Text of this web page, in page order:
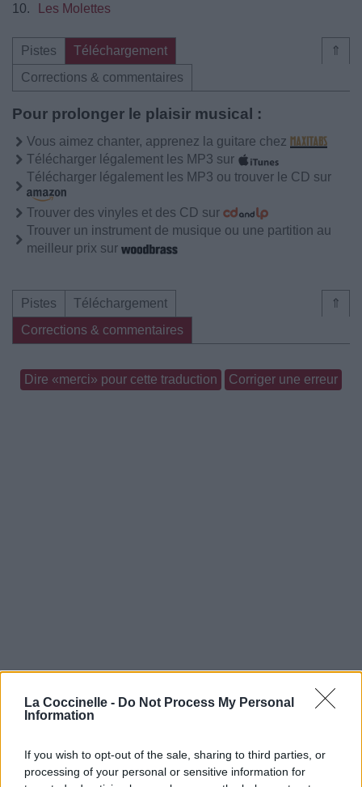
La Coccinelle - Do Not Process My Personal
Information
If you wish to opt-out of the sale, sharing to third parties, or
processing of your personal or sensitive information for
10.
Les Molettes
⇑
Pistes
Téléchargement
Corrections & commentaires
Pour prolonger le plaisir musical :
Vous aimez chanter, apprenez la guitare chez
Télécharger légalement les MP3 sur
Télécharger légalement les MP3 ou trouver le CD sur
Trouver des vinyles et des CD sur
Trouver un instrument de musique ou une partition au
meilleur prix sur
⇑
Pistes
Téléchargement
Corrections & commentaires
Dire «merci» pour cette traduction Corriger une erreur